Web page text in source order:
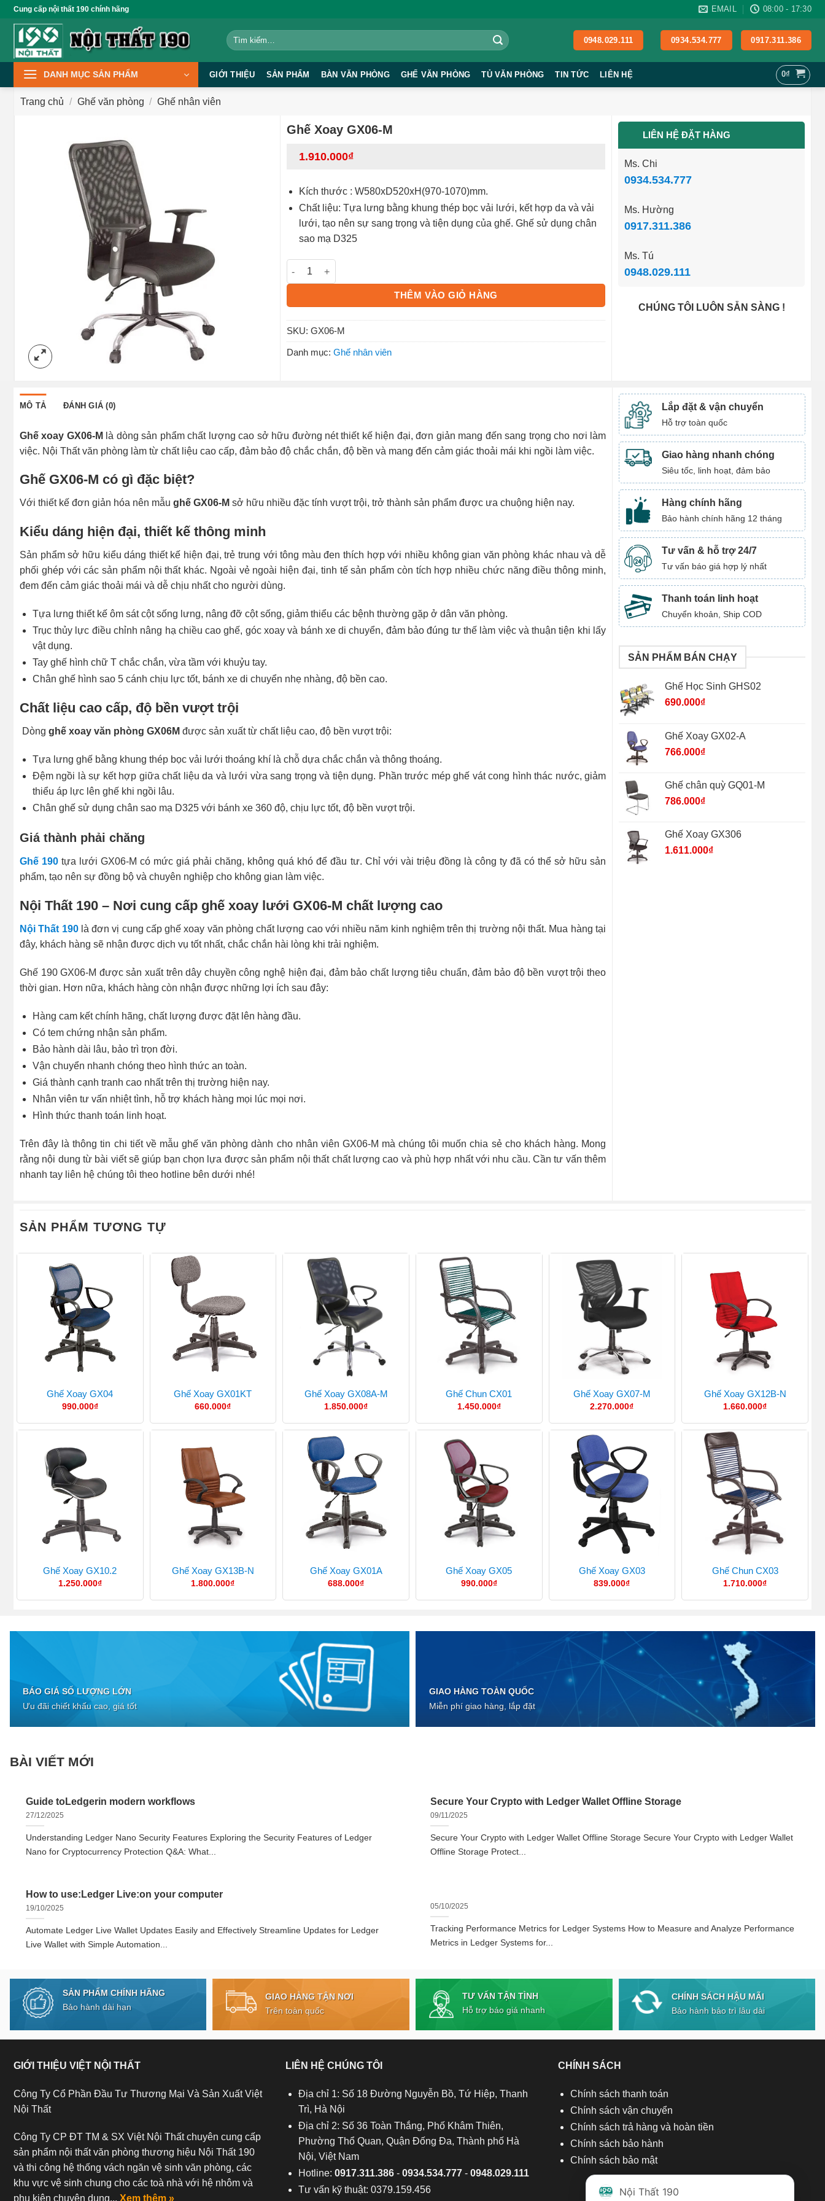
qua
dung
Cung cấp nội thất 190 chính hãng EMAIL 08:00 - 17:30
Tìm
kiếm:
0948.029.111 0934.534.777 0917.311.386
DANH MỤC SẢN PHẨM GIỚI THIỆU SẢN PHẨM BÀN VĂN PHÒNG GHẾ VĂN PHÒNG TỦ VĂN PHÒNG TIN TỨC LIÊN HỆ 0₫
Trang chủ / Ghế văn phòng / Ghế nhân viên
Ghế Xoay GX06-M
1.910.000₫
Kích thước : W580xD520xH(970-1070)mm.
Chất liệu: Tựa lưng bằng khung thép bọc vải lưới, kết hợp da và vải
lưới, tạo nên sự sang trọng và tiện dụng của ghế. Ghế sử dụng chân
sao mạ D325
Ghế Xoay GX06-M số lượng
THÊM VÀO GIỎ HÀNG
SKU: GX06-M
Danh mục: Ghế nhân viên
LIÊN HỆ ĐẶT HÀNG
Ms. Chi
0934.534.777
Ms. Hường
0917.311.386
Ms. Tú
0948.029.111
CHÚNG TÔI LUÔN SẴN SÀNG !
MÔ TẢ ĐÁNH GIÁ (0)
Ghế xoay GX06-M là dòng sản phẩm chất lượng cao sở hữu đường nét thiết kế hiện đại, đơn giản mang đến sang trọng cho nơi làm
việc. Nội Thất văn phòng làm từ chất liệu cao cấp, đảm bảo độ chắc chắn, độ bền và mang đến cảm giác thoải mái khi ngồi làm việc.
Ghế GX06-M có gì đặc biệt?
Với thiết kế đơn giản hóa nên mẫu ghế GX06-M sở hữu nhiều đặc tính vượt trội, trở thành sản phẩm được ưa chuộng hiện nay.
Kiểu dáng hiện đại, thiết kế thông minh
Sản phẩm sở hữu kiểu dáng thiết kế hiện đại, trẻ trung với tông màu đen thích hợp với nhiều không gian văn phòng khác nhau và dễ
phối ghép với các sản phẩm nội thất khác. Ngoài vẻ ngoài hiện đại, tinh tế sản phẩm còn tích hợp nhiều chức năng điều thông minh,
đem đến cảm giác thoải mái và dễ chịu nhất cho người dùng.
Tựa lưng thiết kế ôm sát cột sống lưng, nâng đỡ cột sống, giảm thiểu các bệnh thường gặp ở dân văn phòng.
Trục thủy lực điều chỉnh nâng hạ chiều cao ghế, góc xoay và bánh xe di chuyển, đảm bảo đúng tư thế làm việc và thuận tiện khi lấy
vật dụng.
Tay ghế hình chữ T chắc chắn, vừa tầm với khuỷu tay.
Chân ghế hình sao 5 cánh chịu lực tốt, bánh xe di chuyển nhẹ nhàng, độ bền cao.
Chất liệu cao cấp, độ bền vượt trội
Dòng ghế xoay văn phòng GX06M được sản xuất từ chất liệu cao, độ bền vượt trội:
Tựa lưng ghế bằng khung thép bọc vải lưới thoáng khí là chỗ dựa chắc chắn và thông thoáng.
Đệm ngồi là sự kết hợp giữa chất liệu da và lưới vừa sang trọng và tiện dụng. Phần trước mép ghế vát cong hình thác nước, giảm
thiểu áp lực lên ghế khi ngồi lâu.
Chân ghế sử dụng chân sao mạ D325 với bánh xe 360 độ, chịu lực tốt, độ bền vượt trội.
Giá thành phải chăng
Ghế 190tựa lưới GX06-M có mức giá phải chăng, không quá khó để đầu tư. Chỉ với vài triệu đồng là công ty đã có thể sở hữu sản
phẩm, tạo nên sự đồng bộ và chuyên nghiệp cho không gian làm việc.
Nội Thất 190 – Nơi cung cấp ghế xoay lưới GX06-M chất lượng cao
Nội Thất 190là đơn vị cung cấp ghế xoay văn phòng chất lượng cao với nhiều năm kinh nghiệm trên thị trường nội thất. Mua hàng tại
đây, khách hàng sẽ nhận được dịch vụ tốt nhất, chắc chắn hài lòng khi trải nghiệm.
Ghế 190 GX06-M được sản xuất trên dây chuyền công nghệ hiện đại, đảm bảo chất lượng tiêu chuẩn, đảm bảo độ bền vượt trội theo
thời gian. Hơn nữa, khách hàng còn nhận được những lợi ích sau đây:
Hàng cam kết chính hãng, chất lượng được đặt lên hàng đầu.
Có tem chứng nhận sản phẩm.
Bảo hành dài lâu, bảo trì trọn đời.
Vận chuyển nhanh chóng theo hình thức an toàn.
Giá thành cạnh tranh cao nhất trên thị trường hiện nay.
Nhân viên tư vấn nhiệt tình, hỗ trợ khách hàng mọi lúc mọi nơi.
Hình thức thanh toán linh hoạt.
Trên đây là thông tin chi tiết về mẫu ghế văn phòng dành cho nhân viên GX06-M mà chúng tôi muốn chia sẻ cho khách hàng. Mong
rằng nội dung từ bài viết sẽ giúp bạn chọn lựa được sản phẩm nội thất chất lượng cao và phù hợp nhất với nhu cầu. Cần tư vấn thêm
nhanh tay liên hệ chúng tôi theo hotline bên dưới nhé!
Lắp đặt & vận chuyển
Hỗ trợ toàn quốc
Giao hàng nhanh chóng
Siêu tốc, linh hoạt, đảm bảo
Hàng chính hãng
Bảo hành chính hãng 12 tháng
Tư vấn & hỗ trợ 24/7
Tư vấn báo giá hợp lý nhất
Thanh toán linh hoạt
Chuyển khoản, Ship COD
SẢN PHẨM BÁN CHẠY
Ghế Học Sinh GHS02
690.000₫
Ghế Xoay GX02-A
766.000₫
Ghế chân quỳ GQ01-M
786.000₫
Ghế Xoay GX306
1.611.000₫
SẢN PHẨM TƯƠNG TỰ
Ghế Xoay GX04
990.000₫
Ghế Xoay GX01KT
660.000₫
Ghế Xoay GX08A-M
1.850.000₫
Ghế Chun CX01
1.450.000₫
Ghế Xoay GX07-M
2.270.000₫
Ghế Xoay GX12B-N
1.660.000₫
Ghế Xoay GX10.2
1.250.000₫
Ghế Xoay GX13B-N
1.800.000₫
Ghế Xoay GX01A
688.000₫
Ghế Xoay GX05
990.000₫
Ghế Xoay GX03
839.000₫
Ghế Chun CX03
1.710.000₫
BÁO GIÁ SỐ LƯỢNG LỚN
Ưu đãi chiết khấu cao, giá tốt
GIAO HÀNG TOÀN QUỐC
Miễn phí giao hàng, lắp đặt
BÀI VIẾT MỚI
Guide toLedgerin modern workflows
27/12/2025
Understanding Ledger Nano Security Features Exploring the Security Features of Ledger
Nano for Cryptocurrency Protection Q&A: What...
Secure Your Crypto with Ledger Wallet Offline Storage
09/11/2025
Secure Your Crypto with Ledger Wallet Offline Storage Secure Your Crypto with Ledger Wallet
Offline Storage Protect...
How to use:Ledger Live:on your computer
19/10/2025
Automate Ledger Live Wallet Updates Easily and Effectively Streamline Updates for Ledger
Live Wallet with Simple Automation...
05/10/2025
Tracking Performance Metrics for Ledger Systems How to Measure and Analyze Performance
Metrics in Ledger Systems for...
SẢN PHẨM CHÍNH HÃNG
Bảo hành dài hạn
GIAO HÀNG TẬN NƠI
Trên toàn quốc
TƯ VẤN TẬN TÌNH
Hỗ trợ báo giá nhanh
CHÍNH SÁCH HẬU MÃI
Bảo hành bảo trì lâu dài
GIỚI THIỆU VIỆT NỘI THẤT
Công Ty Cổ Phần Đầu Tư Thương Mại Và Sản Xuất Việt
Nội Thất
Công Ty CP ĐT TM & SX Việt Nội Thất chuyên cung cấp
sản phẩm nội thất văn phòng thương hiệu Nội Thất 190
và thi công hệ thống vách ngăn vệ sinh văn phòng, các
khu vực vệ sinh chung cho các toà nhà với hệ nhôm và
phụ kiện chuyên dụng... Xem thêm »
LIÊN HỆ CHÚNG TÔI
Địa chỉ 1: Số 18 Đường Nguyễn Bồ, Tứ Hiệp, Thanh
Trì, Hà Nội
Địa chỉ 2: Số 36 Toàn Thắng, Phố Khâm Thiên,
Phường Thổ Quan, Quận Đống Đa, Thành phố Hà
Nội, Việt Nam
Hotline:0917.311.386 -0934.534.777 -0948.029.111
Tư vấn kỹ thuật: 0379.159.456
CHÍNH SÁCH
Chính sách thanh toán
Chính sách vận chuyển
Chính sách trả hàng và hoàn tiền
Chính sách bảo hành
Chính sách bảo mật
Nội Thất 190